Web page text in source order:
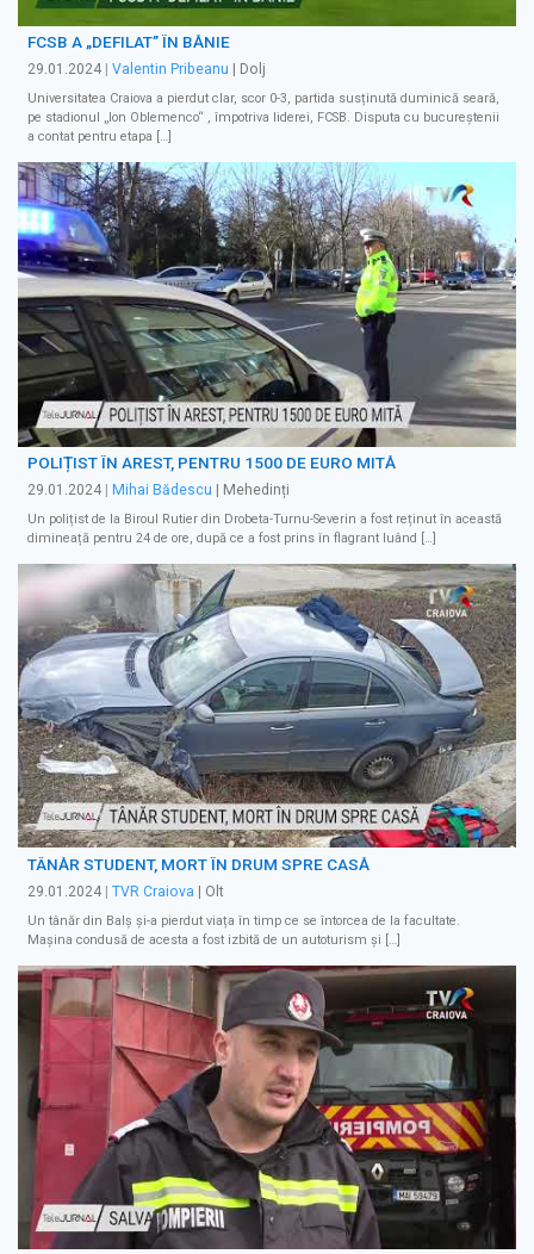
FCSB A „DEFILAT” ÎN BĂNIE
29.01.2024 Valentin Pribeanu | Dolj
Universitatea Craiova a pierdut clar, scor 0-3, partida susținută duminică seară,
pe stadionul „Ion Oblemenco“ , împotriva liderei, FCSB. Disputa cu bucureştenii
a contat pentru etapa […]
POLIȚIST ÎN AREST, PENTRU 1500 DE EURO MITĂ
29.01.2024 Mihai Bădescu | Mehedinți
Un polițist de la Biroul Rutier din Drobeta-Turnu-Severin a fost reținut în această
dimineață pentru 24 de ore, după ce a fost prins în flagrant luând […]
TÂNĂR STUDENT, MORT ÎN DRUM SPRE CASĂ
29.01.2024 TVR Craiova | Olt
Un tânăr din Balș și-a pierdut viața în timp ce se întorcea de la facultate.
Mașina condusă de acesta a fost izbită de un autoturism și […]